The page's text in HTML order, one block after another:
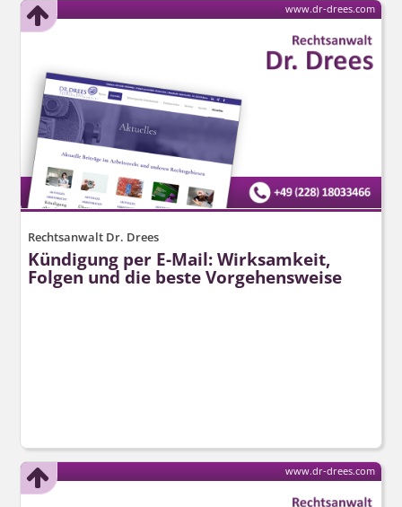
Rechtsanwalt Dr. Drees
Kündigung per E-Mail: Wirksamkeit,
Folgen und die beste Vorgehensweise
www.dr-drees.com
www.dr-drees.com